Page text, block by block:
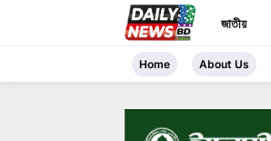
জাতীয়
Home About Us